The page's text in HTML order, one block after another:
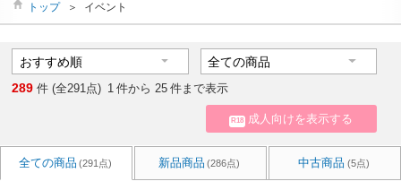
トップ ＞ イベント
289 件 (全291点) 1 件から 25 件まで表示
R18 成人向けを表示する
全ての商品 (291点) 新品商品 (286点) 中古商品 (5点)